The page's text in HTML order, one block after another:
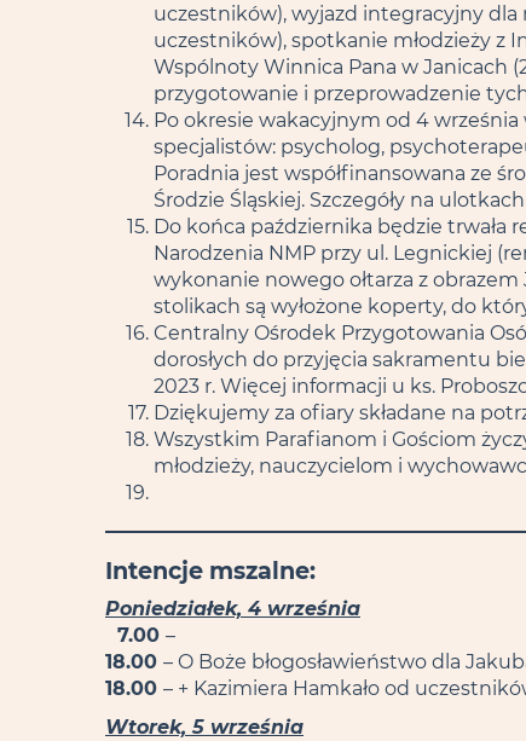
uczestników), wyjazd integracyjny dla
uczestników), spotkanie młodzieży z
Wspólnoty Winnica Pana w Janicach
przygotowanie i przeprowadzenie
Po okresie wakacyjnym od 4 września
specjalistów: psycholog,
Poradnia jest współfinansowana ze
Środzie Śląskiej. Szczegóły na
Do końca października będzie
Narodzenia NMP przy ul. Legnickiej
wykonanie nowego ołtarza z obrazem
stolikach są wyłożone koperty, do
Centralny Ośrodek Przygotowania
dorosłych do przyjęcia sakramentu
2023 r. Więcej informacji u ks.
Dziękujemy za ofiary składane na
Wszystkim Parafianom i Gościom
młodzieży, nauczycielom i
Intencje mszalne:
Poniedziałek, 4 września
7.00 –
18.00 – O Boże błogosławieństwo dla
18.00 – + Kazimiera Hamkało od
Wtorek, 5 września